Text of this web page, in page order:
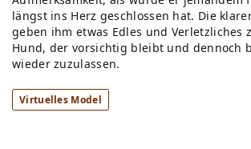
längst ins Herz geschlossen hat. Die
geben ihm etwas Edles und Verletzliches
Hund, der vorsichtig bleibt und dennoch
wieder zuzulassen.
Virtuelles Model